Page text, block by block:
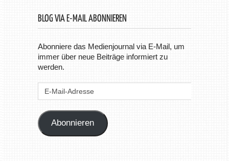
BLOG VIA E-MAIL ABONNIEREN
Abonniere das Medienjournal via E-Mail, um
immer über neue Beiträge informiert zu
werden.
Abonnieren